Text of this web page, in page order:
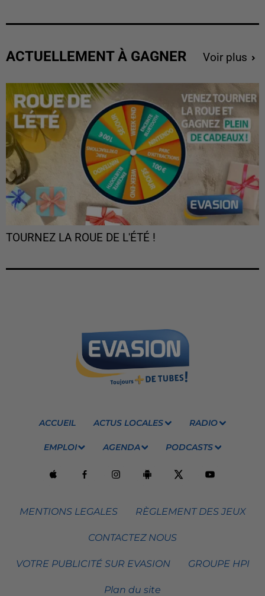
ACTUELLEMENT À GAGNER Voir plus
TOURNEZ LA ROUE DE L'ÉTÉ !
ACCUEIL ACTUS LOCALES RADIO
EMPLOI AGENDA PODCASTS
MENTIONS LEGALES RÈGLEMENT DES JEUX
CONTACTEZ NOUS
VOTRE PUBLICITÉ SUR EVASION GROUPE HPI
Plan du site